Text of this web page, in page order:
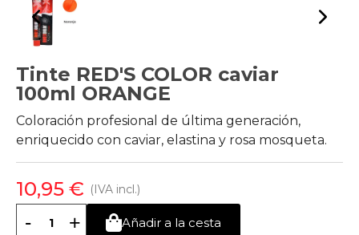
Tinte RED'S COLOR caviar
100ml ORANGE
Coloración profesional de última generación,
enriquecido con caviar, elastina y rosa mosqueta.
10,95 € (IVA incl.)
- +
Añadir a la cesta